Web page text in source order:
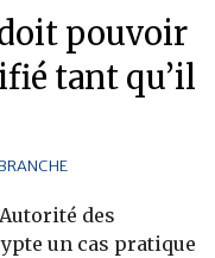
pouvoir
tant qu’il
des
un cas pratique